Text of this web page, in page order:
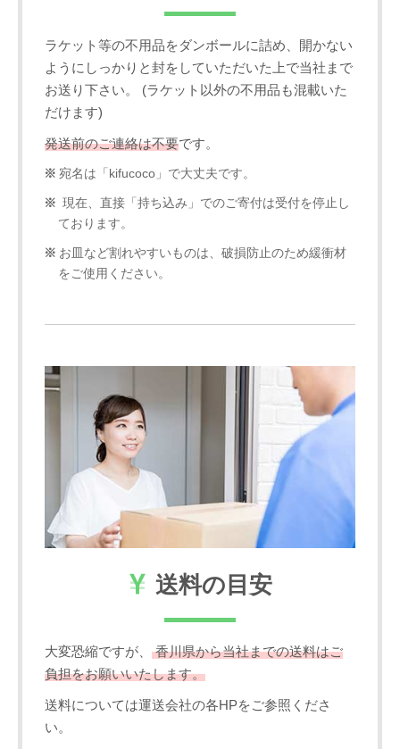
ラケット等の不用品をダンボールに詰め、開かない
ようにしっかりと封をしていただいた上で当社まで
お送り下さい。 (ラケット以外の不用品も混載いた
だけます)
発送前のご連絡は不要です。
宛名は「kifucoco」で大丈夫です。
現在、直接「持ち込み」でのご寄付は受付を停止し
ております。
お皿など割れやすいものは、破損防止のため緩衝材
をご使用ください。
送料の目安
大変恐縮ですが、 香川県から当社までの送料はご
負担をお願いいたします。
送料については運送会社の各HPをご参照くださ
い。